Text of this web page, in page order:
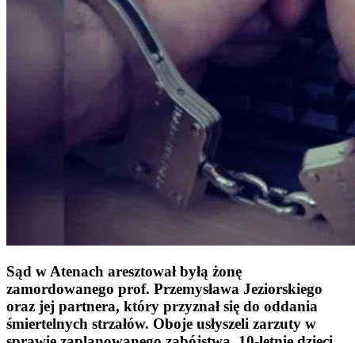
Sąd w Atenach aresztował byłą żonę
zamordowanego prof. Przemysława Jeziorskiego
oraz jej partnera, który przyznał się do oddania
śmiertelnych strzałów. Oboje usłyszeli zarzuty w